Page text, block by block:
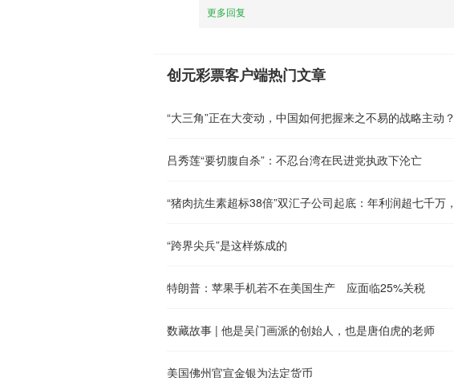
更多回复
创元彩票客户端热门文章
“大三角”正在大变动，中国如何把握来之不易的战略主动？
吕秀莲“要切腹自杀”：不忍台湾在民进党执政下沦亡
“跨界尖兵”是这样炼成的
特朗普：苹果手机若不在美国生产 应面临25%关税
数藏故事 | 他是吴门画派的创始人，也是唐伯虎的老师
美国佛州官宣金银为法定货币